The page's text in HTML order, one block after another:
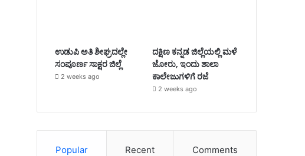
ಉಡುಪಿ ಅತಿ ಶೀಘ್ರದಲ್ಲೇ
ಸಂಪೂರ್ಣ ಸಾಕ್ಷರ ಜಿಲ್ಲೆ
2 weeks ago
ದಕ್ಷಿಣ ಕನ್ನಡ ಜಿಲ್ಲೆಯಲ್ಲಿ ಮಳೆ
ಜೋರು, ಇಂದು ಶಾಲಾ
ಕಾಲೇಜುಗಳಿಗೆ ರಜೆ
2 weeks ago
Popular Recent Comments